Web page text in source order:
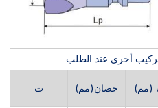
أخرى عند الطلب
(مم) حصان(مم) ت